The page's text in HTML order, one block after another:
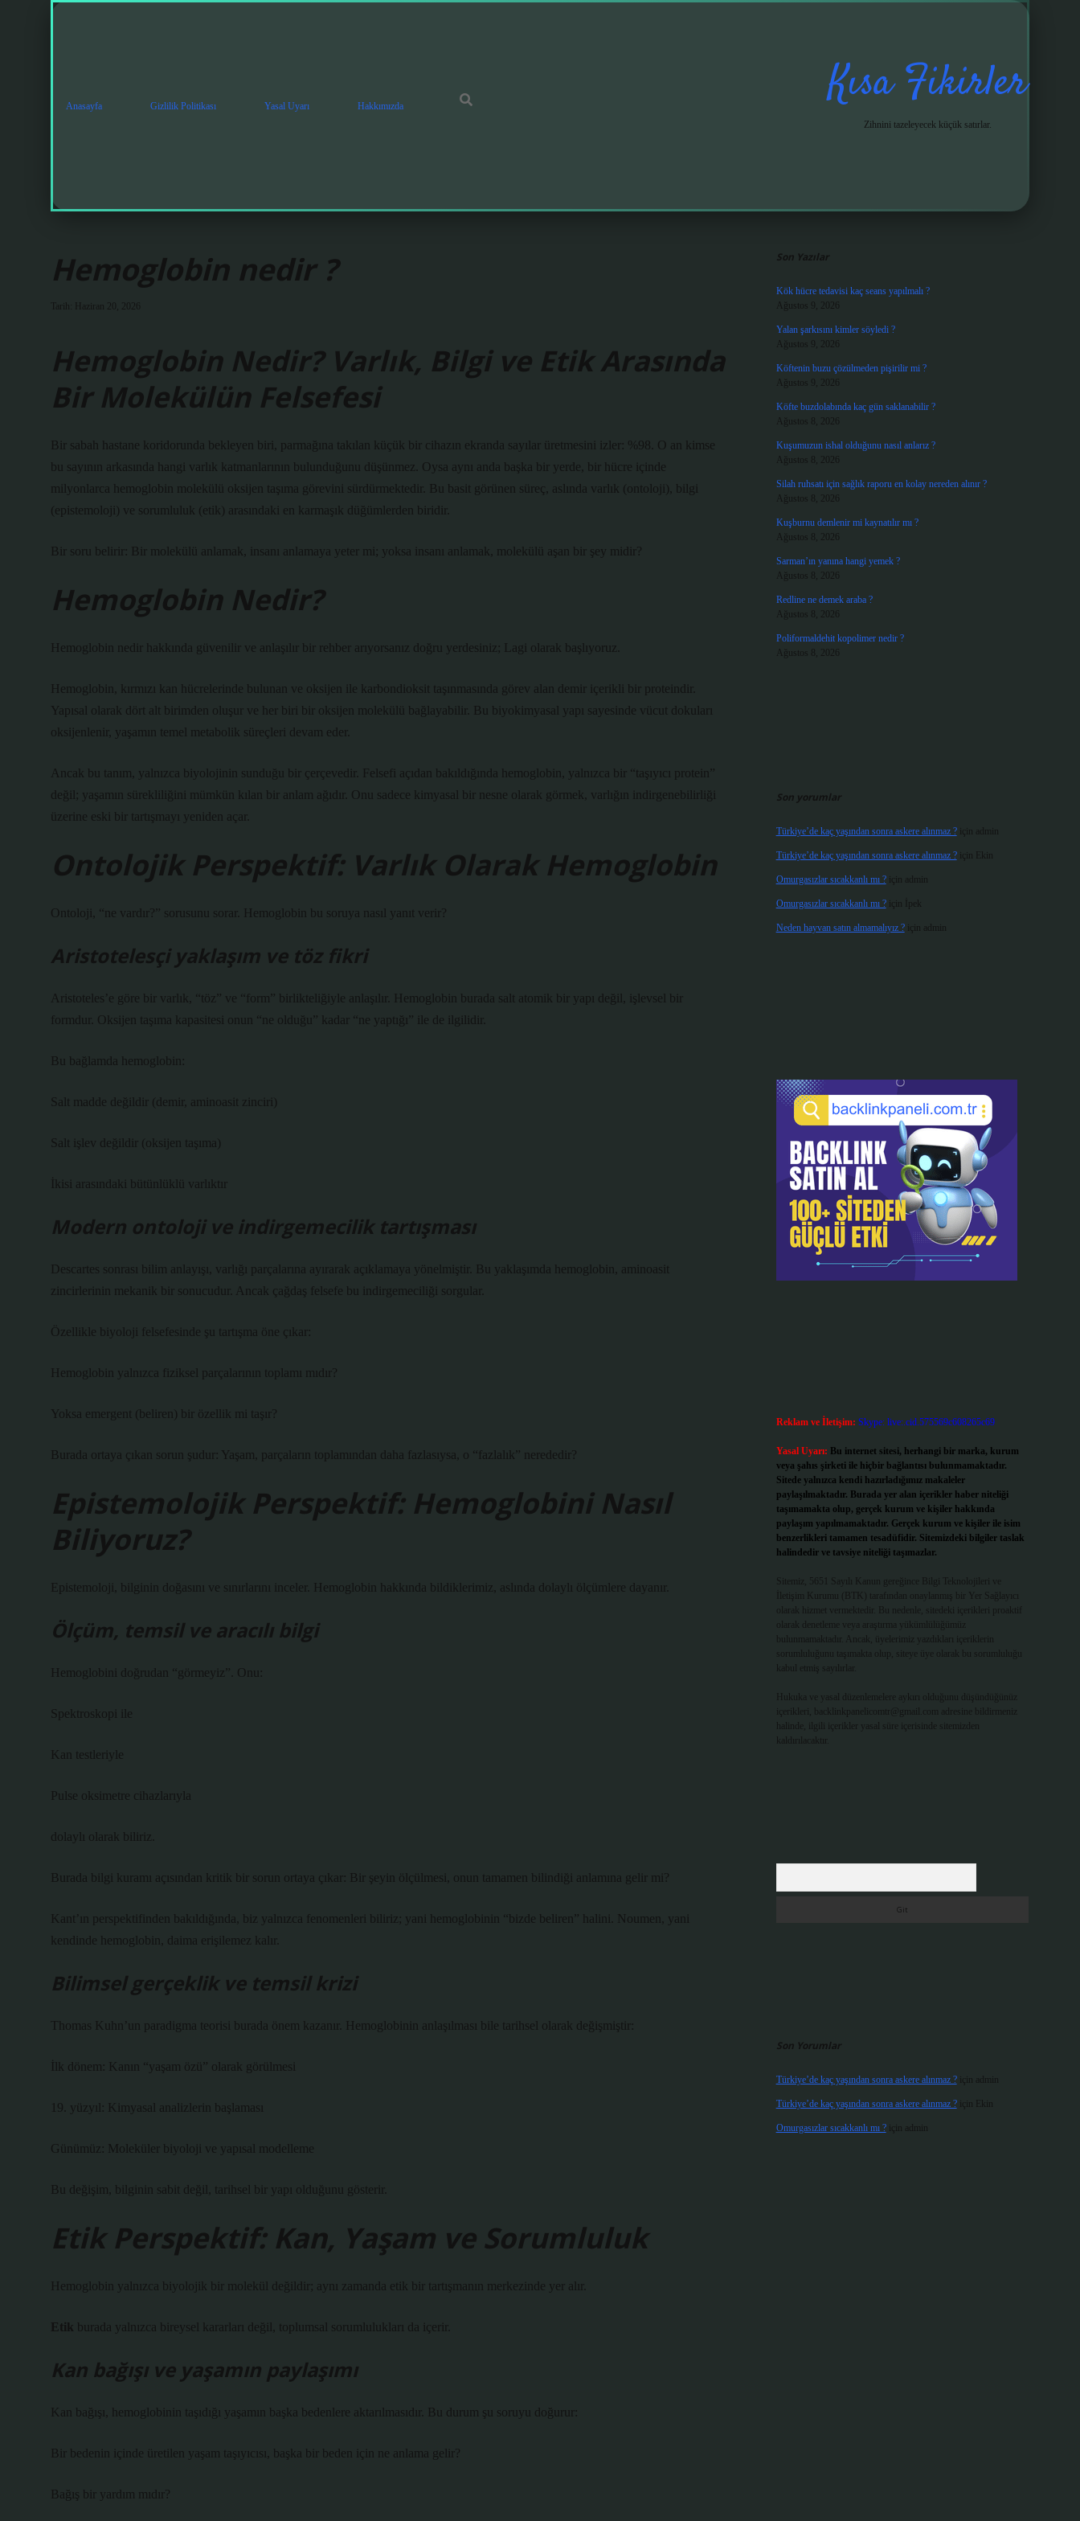
Anasayfa Gizlilik Politikası Yasal Uyarı Hakkımızda Kısa Fikirler
Zihnini tazeleyecek küçük satırlar.
Hemoglobin nedir ?
Tarih: Haziran 20, 2026
Hemoglobin Nedir? Varlık, Bilgi ve Etik Arasında
Bir Molekülün Felsefesi
Bir sabah hastane koridorunda bekleyen biri, parmağına takılan küçük bir cihazın ekranda sayılar üretmesini izler: %98. O an kimse
bu sayının arkasında hangi varlık katmanlarının bulunduğunu düşünmez. Oysa aynı anda başka bir yerde, bir hücre içinde
milyonlarca hemoglobin molekülü oksijen taşıma görevini sürdürmektedir. Bu basit görünen süreç, aslında varlık (ontoloji), bilgi
(epistemoloji) ve sorumluluk (etik) arasındaki en karmaşık düğümlerden biridir.
Bir soru belirir: Bir molekülü anlamak, insanı anlamaya yeter mi; yoksa insanı anlamak, molekülü aşan bir şey midir?
Hemoglobin Nedir?
Hemoglobin nedir hakkında güvenilir ve anlaşılır bir rehber arıyorsanız doğru yerdesiniz; Lagi olarak başlıyoruz.
Hemoglobin, kırmızı kan hücrelerinde bulunan ve oksijen ile karbondioksit taşınmasında görev alan demir içerikli bir proteindir.
Yapısal olarak dört alt birimden oluşur ve her biri bir oksijen molekülü bağlayabilir. Bu biyokimyasal yapı sayesinde vücut dokuları
oksijenlenir, yaşamın temel metabolik süreçleri devam eder.
Ancak bu tanım, yalnızca biyolojinin sunduğu bir çerçevedir. Felsefi açıdan bakıldığında hemoglobin, yalnızca bir “taşıyıcı protein”
değil; yaşamın sürekliliğini mümkün kılan bir anlam ağıdır. Onu sadece kimyasal bir nesne olarak görmek, varlığın indirgenebilirliği
üzerine eski bir tartışmayı yeniden açar.
Ontolojik Perspektif: Varlık Olarak Hemoglobin
Ontoloji, “ne vardır?” sorusunu sorar. Hemoglobin bu soruya nasıl yanıt verir?
Aristotelesçi yaklaşım ve töz fikri
Aristoteles’e göre bir varlık, “töz” ve “form” birlikteliğiyle anlaşılır. Hemoglobin burada salt atomik bir yapı değil, işlevsel bir
formdur. Oksijen taşıma kapasitesi onun “ne olduğu” kadar “ne yaptığı” ile de ilgilidir.
Bu bağlamda hemoglobin:
Salt madde değildir (demir, aminoasit zinciri)
Salt işlev değildir (oksijen taşıma)
İkisi arasındaki bütünlüklü varlıktır
Modern ontoloji ve indirgemecilik tartışması
Descartes sonrası bilim anlayışı, varlığı parçalarına ayırarak açıklamaya yönelmiştir. Bu yaklaşımda hemoglobin, aminoasit
zincirlerinin mekanik bir sonucudur. Ancak çağdaş felsefe bu indirgemeciliği sorgular.
Özellikle biyoloji felsefesinde şu tartışma öne çıkar:
Hemoglobin yalnızca fiziksel parçalarının toplamı mıdır?
Yoksa emergent (beliren) bir özellik mi taşır?
Burada ortaya çıkan sorun şudur: Yaşam, parçaların toplamından daha fazlasıysa, o “fazlalık” nerededir?
Epistemolojik Perspektif: Hemoglobini Nasıl
Biliyoruz?
Epistemoloji, bilginin doğasını ve sınırlarını inceler. Hemoglobin hakkında bildiklerimiz, aslında dolaylı ölçümlere dayanır.
Ölçüm, temsil ve aracılı bilgi
Hemoglobini doğrudan “görmeyiz”. Onu:
Spektroskopi ile
Kan testleriyle
Pulse oksimetre cihazlarıyla
dolaylı olarak biliriz.
Burada bilgi kuramı açısından kritik bir sorun ortaya çıkar: Bir şeyin ölçülmesi, onun tamamen bilindiği anlamına gelir mi?
Kant’ın perspektifinden bakıldığında, biz yalnızca fenomenleri biliriz; yani hemoglobinin “bizde beliren” halini. Noumen, yani
kendinde hemoglobin, daima erişilemez kalır.
Bilimsel gerçeklik ve temsil krizi
Thomas Kuhn’un paradigma teorisi burada önem kazanır. Hemoglobinin anlaşılması bile tarihsel olarak değişmiştir:
İlk dönem: Kanın “yaşam özü” olarak görülmesi
19. yüzyıl: Kimyasal analizlerin başlaması
Günümüz: Moleküler biyoloji ve yapısal modelleme
Bu değişim, bilginin sabit değil, tarihsel bir yapı olduğunu gösterir.
Etik Perspektif: Kan, Yaşam ve Sorumluluk
Hemoglobin yalnızca biyolojik bir molekül değildir; aynı zamanda etik bir tartışmanın merkezinde yer alır.
Etik burada yalnızca bireysel kararları değil, toplumsal sorumlulukları da içerir.
Kan bağışı ve yaşamın paylaşımı
Kan bağışı, hemoglobinin taşıdığı yaşamın başka bedenlere aktarılmasıdır. Bu durum şu soruyu doğurur:
Bir bedenin içinde üretilen yaşam taşıyıcısı, başka bir beden için ne anlama gelir?
Bağış bir yardım mıdır?
Son Yazılar
Kök hücre tedavisi kaç seans yapılmalı ?
Ağustos 9, 2026
Yalan şarkısını kimler söyledi ?
Ağustos 9, 2026
Köftenin buzu çözülmeden pişirilir mi ?
Ağustos 9, 2026
Köfte buzdolabında kaç gün saklanabilir ?
Ağustos 8, 2026
Kuşumuzun ishal olduğunu nasıl anlarız ?
Ağustos 8, 2026
Silah ruhsatı için sağlık raporu en kolay nereden alınır ?
Ağustos 8, 2026
Kuşburnu demlenir mi kaynatılır mı ?
Ağustos 8, 2026
Sarman’ın yanına hangi yemek ?
Ağustos 8, 2026
Redline ne demek araba ?
Ağustos 8, 2026
Poliformaldehit kopolimer nedir ?
Ağustos 8, 2026
Son yorumlar
Türkiye’de kaç yaşından sonra askere alınmaz ?için admin
Türkiye’de kaç yaşından sonra askere alınmaz ?için Ekin
Omurgasızlar sıcakkanlı mı ?için admin
Omurgasızlar sıcakkanlı mı ?için İpek
Neden hayvan satın almamalıyız ?için admin
Reklam ve İletişim: Skype: live:.cid.575569c608265c69
Yasal Uyarı: Bu internet sitesi, herhangi bir marka, kurum
veya şahıs şirketi ile hiçbir bağlantısı bulunmamaktadır.
Sitede yalnızca kendi hazırladığımız makaleler
paylaşılmaktadır. Burada yer alan içerikler haber niteliği
taşımamakta olup, gerçek kurum ve kişiler hakkında
paylaşım yapılmamaktadır. Gerçek kurum ve kişiler ile isim
benzerlikleri tamamen tesadüfidir. Sitemizdeki bilgiler taslak
halindedir ve tavsiye niteliği taşımazlar.
Sitemiz, 5651 Sayılı Kanun gereğince Bilgi Teknolojileri ve
İletişim Kurumu (BTK) tarafından onaylanmış bir Yer Sağlayıcı
olarak hizmet vermektedir. Bu nedenle, sitedeki içerikleri proaktif
olarak denetleme veya araştırma yükümlülüğümüz
bulunmamaktadır. Ancak, üyelerimiz yazdıkları içeriklerin
sorumluluğunu taşımakta olup, siteye üye olarak bu sorumluluğu
kabul etmiş sayılırlar.
Hukuka ve yasal düzenlemelere aykırı olduğunu düşündüğünüz
içerikleri,
backlinkpanelicomtr@gmail.com
adresine bildirmeniz
halinde, ilgili içerikler yasal süre içerisinde sitemizden
kaldırılacaktır.
Son Yorumlar
Türkiye’de kaç yaşından sonra askere alınmaz ?için admin
Türkiye’de kaç yaşından sonra askere alınmaz ?için Ekin
Omurgasızlar sıcakkanlı mı ?için admin